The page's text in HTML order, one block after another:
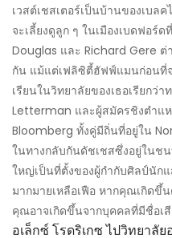
เวสต์เชสเตอร์เป็นบ้านของเบล
จะเลี้ยงดูลูก ๆ ในเมืองเบดฟอร์
Douglas และ Richard Gere ต่
กัน แม้แต่เฟลิซิตี้ฮัฟฟ์แมนก่อนที่จ
เรียนในวิทยาลัยของเธอเรียกว่
Letterman และผู้สมัครชิงตำแ
Bloomberg ทั้งคู่มีถิ่นที่อยู่ใน
ในทางกลับกันดัชเชสซึ่งอยู่ในช
ใหญ่เป็นที่ตั้งของผู้กำกับศิลป์นัก
มากมายเหลือเฟือ หากคุณเกิดขึ้
คุณอาจเกิดขึ้นจากบุคคลที่มีชื่อเ
อเล็กซ์ โรดริเกซ ไปวิทยาลัย